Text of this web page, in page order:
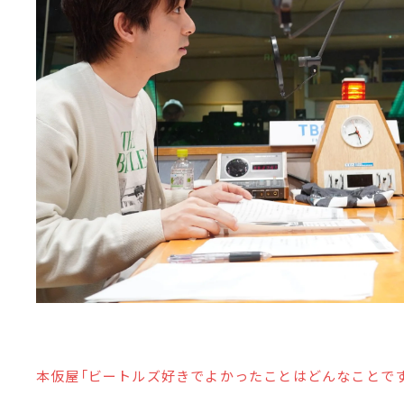
本仮屋「ビートルズ好きでよかったことはどんなことで